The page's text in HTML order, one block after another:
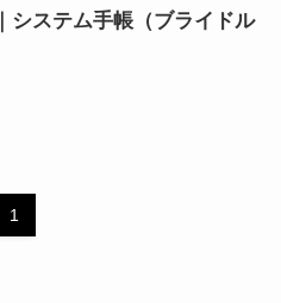
システム手帳（ブライドル
1